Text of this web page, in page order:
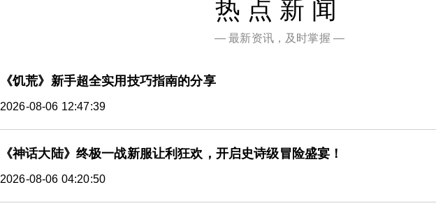
热点新闻
— 最新资讯，及时掌握 —
《饥荒》新手超全实用技巧指南的分享
2026-08-06 12:47:39
《神话大陆》终极一战新服让利狂欢，开启史诗级冒险盛宴！
2026-08-06 04:20:50